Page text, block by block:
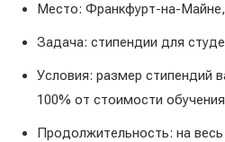
Место: Франкфурт-на-
Задача: стипендии для
Условия: размер стипендий
100% от стоимости
Продолжительность: на